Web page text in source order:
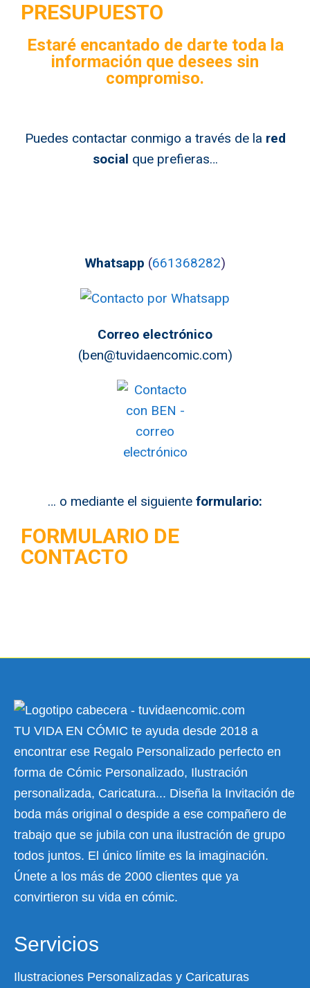
PRESUPUESTO
Estaré encantado de darte toda la
información que desees sin
compromiso.​
Puedes contactar conmigo a través de la red
social que prefieras…
Whatsapp (661368282)
Correo electrónico
(ben@tuvidaencomic.com)
… o mediante el siguiente formulario:
FORMULARIO DE
CONTACTO
TU VIDA EN CÓMIC te ayuda desde 2018 a
encontrar ese Regalo Personalizado perfecto en
forma de Cómic Personalizado, Ilustración
personalizada, Caricatura... Diseña la Invitación de
boda más original o despide a ese compañero de
trabajo que se jubila con una ilustración de grupo
todos juntos. El único límite es la imaginación.
Únete a los más de 2000 clientes que ya
convirtieron su vida en cómic.
Servicios
Ilustraciones Personalizadas y Caricaturas